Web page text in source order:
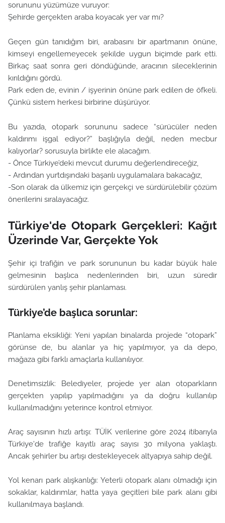
sorununu yüzümüze vuruyor:
Şehirde gerçekten araba koyacak yer var mı?
Geçen gün tanıdığım biri, arabasını bir apartmanın önüne,
kimseyi engellemeyecek şekilde uygun biçimde park etti.
Birkaç saat sonra geri döndüğünde, aracının sileceklerinin
kırıldığını gördü.
Park eden de, evinin / işyerinin önüne park edilen de öfkeli.
Çünkü sistem herkesi birbirine düşürüyor.
Bu yazıda, otopark sorununu sadece “sürücüler neden
kaldırımı işgal ediyor?” başlığıyla değil, neden mecbur
kalıyorlar? sorusuyla birlikte ele alacağım.
- Önce Türkiye’deki mevcut durumu değerlendireceğiz,
- Ardından yurtdışındaki başarılı uygulamalara bakacağız,
-Son olarak da ülkemiz için gerçekçi ve sürdürülebilir çözüm
önerilerini sıralayacağız.
Türkiye'de Otopark Gerçekleri: Kağıt
Üzerinde Var, Gerçekte Yok
Şehir içi trafiğin ve park sorununun bu kadar büyük hale
gelmesinin başlıca nedenlerinden biri, uzun süredir
sürdürülen yanlış şehir planlaması.
Türkiye’de başlıca sorunlar:
Planlama eksikliği: Yeni yapılan binalarda projede “otopark”
görünse de, bu alanlar ya hiç yapılmıyor, ya da depo,
mağaza gibi farklı amaçlarla kullanılıyor.
Denetimsizlik: Belediyeler, projede yer alan otoparkların
gerçekten yapılıp yapılmadığını ya da doğru kullanılıp
kullanılmadığını yeterince kontrol etmiyor.
Araç sayısının hızlı artışı: TÜİK verilerine göre 2024 itibarıyla
Türkiye'de trafiğe kayıtlı araç sayısı 30 milyona yaklaştı.
Ancak şehirler bu artışı destekleyecek altyapıya sahip değil.
Yol kenarı park alışkanlığı: Yeterli otopark alanı olmadığı için
sokaklar, kaldırımlar, hatta yaya geçitleri bile park alanı gibi
kullanılmaya başlandı.